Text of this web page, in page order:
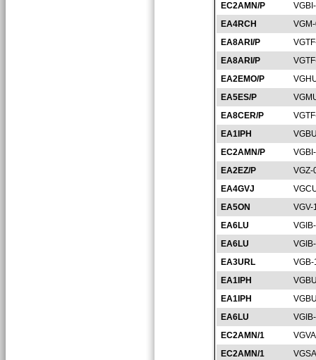
EC2AMN/P
EA4RCH
EA8ARI/P
EA8ARI/P
EA2EMO/P
EA5ES/P
EA8CER/P
EA1IPH
EC2AMN/P
EA2EZ/P
VGZ-
EA4GVJ
EA5ON
VGV-
EA6LU
EA6LU
EA3URL
EA1IPH
EA1IPH
EA6LU
EC2AMN/1
EC2AMN/1